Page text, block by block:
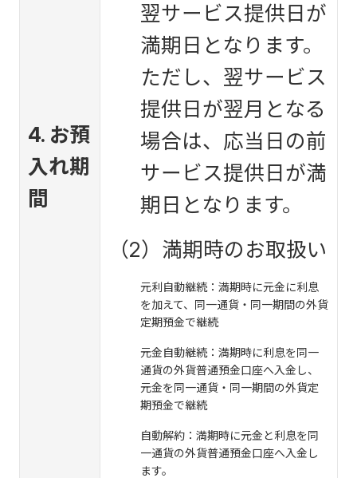
4. お預
入れ期
間
翌サービス提供日が
満期日となります。
ただし、翌サービス
提供日が翌月となる
場合は、応当日の前
サービス提供日が満
期日となります。
（2）満期時のお取扱い
元利自動継続：満期時に元金に利息
を加えて、同一通貨・同一期間の外貨
定期預金で継続
元金自動継続：満期時に利息を同一
通貨の外貨普通預金口座へ入金し、
元金を同一通貨・同一期間の外貨定
期預金で継続
自動解約：満期時に元金と利息を同
一通貨の外貨普通預金口座へ入金し
ます。